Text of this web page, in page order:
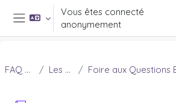
Passer au contenu principal
Panneau latéral
Vous êtes connecté
anonymement
FAQ Douleur Les escarres